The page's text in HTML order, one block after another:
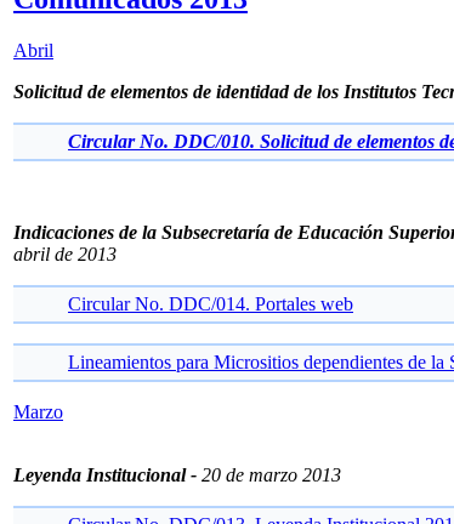
Abril
Solicitud de elementos de identidad de los Institutos
Circular No. DDC/010. Solicitud de elementos
Indicaciones de la Subsecretaría de Educación
abril de 2013
Circular No. DDC/014. Portales web
Lineamientos para Micrositios dependientes de la
Marzo
Leyenda Institucional - 20 de marzo 2013